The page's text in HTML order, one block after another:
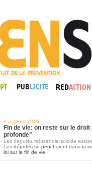
6 octobre 2015
Fin de vie: on reste sur le
profonde"
Les députés refusent le suicide
Les députés se penchaient dans la
loi sur la fin de vie